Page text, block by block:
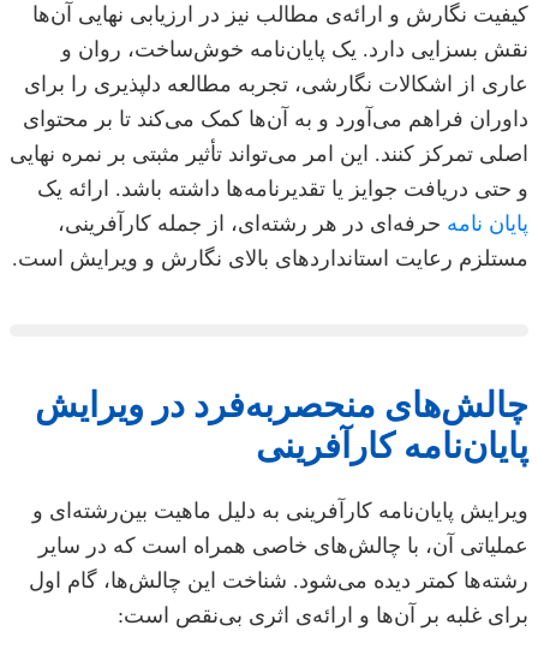
کیفیت نگارش و ارائه‌ی مطالب نیز در ارزیابی نهایی آن‌ها
نقش بسزایی دارد. یک پایان‌نامه خوش‌ساخت، روان و
عاری از اشکالات نگارشی، تجربه مطالعه دلپذیری را برای
داوران فراهم می‌آورد و به آن‌ها کمک می‌کند تا بر محتوای
اصلی تمرکز کنند. این امر می‌تواند تأثیر مثبتی بر نمره نهایی
و حتی دریافت جوایز یا تقدیرنامه‌ها داشته باشد. ارائه یک
پایان نامه حرفه‌ای در هر رشته‌ای، از جمله کارآفرینی،
مستلزم رعایت استانداردهای بالای نگارش و ویرایش است.
چالش‌های منحصربه‌فرد در ویرایش
پایان‌نامه کارآفرینی
ویرایش پایان‌نامه کارآفرینی به دلیل ماهیت بین‌رشته‌ای و
عملیاتی آن، با چالش‌های خاصی همراه است که در سایر
رشته‌ها کمتر دیده می‌شود. شناخت این چالش‌ها، گام اول
برای غلبه بر آن‌ها و ارائه‌ی اثری بی‌نقص است: